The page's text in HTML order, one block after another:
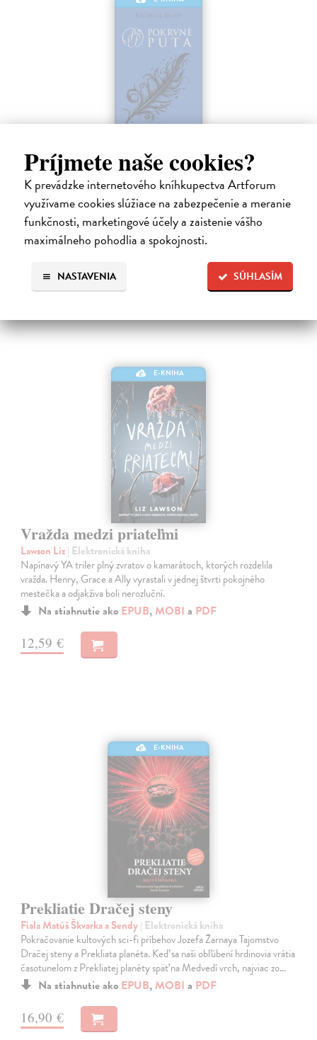
Príjmete naše cookies?
K prevádzke internetového kníhkupectva Artforum
využívame cookies slúžiace na zabezpečenie a meranie
funkčnosti, marketingové účely a zaistenie vášho
maximálneho pohodlia a spokojnosti.
SÚHLASÍM
NASTAVENIA
Strieborné tiene
Mead Richelle
| Elektronická kniha
Piaty diel série Pokrvné putá, v ktorej upíri a alchymisti bojujú o lásku
aj šancu na prežitie. Sydney riskovala všetko, keď nasledovala inštinkt
a vykročila na veľmi tenký ľad, aby ukryla svoje city pred…
Na stiahnutie akoEPUB,MOBIaPDF
12,59 €
E-KNIHA
Vražda medzi priateľmi
Lawson Liz| Elektronická kniha
Napínavý YA triler plný zvratov o kamarátoch, ktorých rozdelila
vražda. Henry, Grace a Ally vyrastali v jednej štvrti pokojného
mestečka a odjakživa boli nerozluční.
Na stiahnutie ako EPUB, MOBI a PDF
12,59 €
E-KNIHA
Prekliatie Dračej steny
Fiala Matúš Škvarka a Sendy| Elektronická kniha
Pokračovanie kultových sci-fi príbehov Jozefa Žarnaya Tajomstvo
Dračej steny a Prekliata planéta. Keď sa naši obľúbení hrdinovia vrátia
časotunelom z Prekliatej planéty späť na Medvedí vrch, najviac zo…
Na stiahnutie ako EPUB, MOBI a PDF
16,90 €